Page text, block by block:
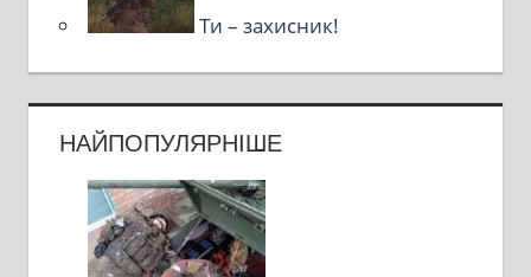
Ти – захисник!
НАЙПОПУЛЯРНІШЕ